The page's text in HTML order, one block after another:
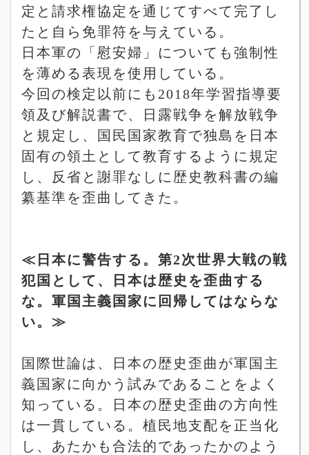
定と請求権協定を通じてすべて完了し
たと自ら免罪符を与えている。
日本軍の「慰安婦」についても強制性
を薄める表現を使用している。
今回の検定以前にも 2018年学習指導要
領及び解説書で、日露戦争を解放戦争
と規定し、国民国家教育で独島を日本
固有の領土として教育するように規定
し、反省と謝罪なしに歴史教科書の編
纂基準を歪曲してきた。
≪日本に警告する。第2次世界大戦の戦
犯国として、日本は歴史を歪曲する
な。軍国主義国家に回帰してはならな
い。≫
国際世論は、日本の歴史歪曲が軍国主
義国家に向かう試みであることをよく
知っている。日本の歴史歪曲の方向性
は一貫している。植民地支配を正当化
し、あたかも合法的であったかのよう